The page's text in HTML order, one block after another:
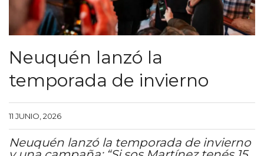
Neuquén lanzó la
temporada de invierno
11 JUNIO, 2026
Neuquén lanzó la temporada de invierno